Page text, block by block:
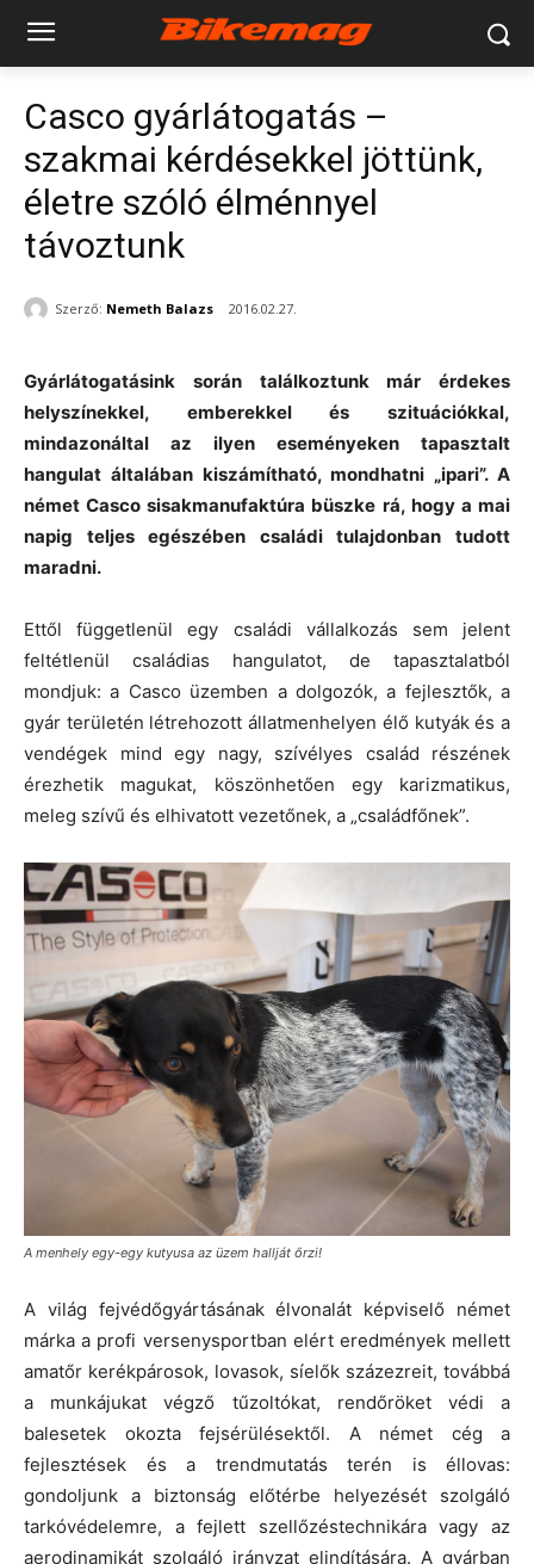
Casco gyárlátogatás –
szakmai kérdésekkel jöttünk,
életre szóló élménnyel
távoztunk
Szerző: Nemeth Balazs 2016.02.27.
Gyárlátogatásink során találkoztunk már érdekes
helyszínekkel, emberekkel és szituációkkal,
mindazonáltal az ilyen eseményeken tapasztalt
hangulat általában kiszámítható, mondhatni „ipari”. A
német Casco sisakmanufaktúra büszke rá, hogy a mai
napig teljes egészében családi tulajdonban tudott
maradni.
Ettől függetlenül egy családi vállalkozás sem jelent
feltétlenül családias hangulatot, de tapasztalatból
mondjuk: a Casco üzemben a dolgozók, a fejlesztők, a
gyár területén létrehozott állatmenhelyen élő kutyák és a
vendégek mind egy nagy, szívélyes család részének
érezhetik magukat, köszönhetően egy karizmatikus,
meleg szívű és elhivatott vezetőnek, a „családfőnek”.
A menhely egy-egy kutyusa az üzem hallját őrzi!
A világ fejvédőgyártásának élvonalát képviselő német
márka a profi versenysportban elért eredmények mellett
amatőr kerékpárosok, lovasok, síelők százezreit, továbbá
a munkájukat végző tűzoltókat, rendőröket védi a
balesetek okozta fejsérülésektől. A német cég a
fejlesztések és a trendmutatás terén is éllovas:
gondoljunk a biztonság előtérbe helyezését szolgáló
tarkóvédelemre, a fejlett szellőzéstechnikára vagy az
aerodinamikát szolgáló irányzat elindítására. A gyárban